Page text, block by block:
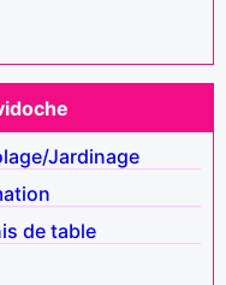
Jardinage
de table